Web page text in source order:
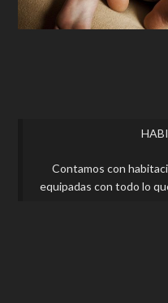
Contamos con
equipadas con todo lo